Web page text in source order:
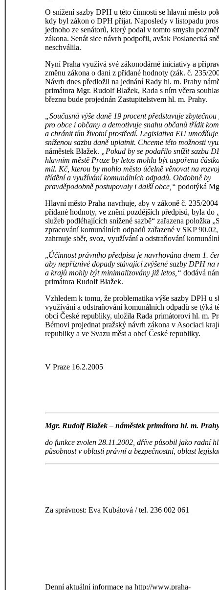
O snížení sazby DPH u této činnosti se hlavní město
kdy byl zákon o DPH přijat. Naposledy v listopadu
jednoho ze senátorů, který podal v tomto smyslu
zákona. Senát sice návrh podpořil, avšak Poslanecká
neschválila.
Nyní Praha využívá své zákonodárné iniciativy a
změnu zákona o dani z přidané hodnoty (zák. č. 235/
Návrh dnes předložil na jednání Rady hl. m. Prahy
primátora Mgr. Rudolf Blažek, Rada s ním včera
březnu bude projednán Zastupitelstvem hl. m. Prahy.
„Současná výše daně 19 procent představuje
pro obce i občany a demotivuje snahu občanů třídit
a chránit tím životní prostředí. Legislativa EU umožňuje
sníženou sazbu daně uplatnit. Chceme této možnosti
náměstek Blažek.
„Pokud by se podařilo snížit sazbu
hlavním městě Praze by letos mohla být uspořena
mil. Kč, kterou by mohlo město účelně věnovat na
třídění a využívání komunálních odpadů. Obdobně by
pravděpodobně postupovaly i další obce,“ podotýká
Hlavní město Praha navrhuje, aby v zákoně č. 235/
přidané hodnoty, ve znění pozdějších předpisů, byla do
služeb podléhajících snížené sazbě“ zařazena položka
zpracování komunálních odpadů zařazené v SKP
zahrnuje sběr, svoz, využívání a odstraňování
„Účinnost právního předpisu je navrhována dnem 1.
aby nepříznivé dopady stávající zvýšené sazby DPH na
a krajů mohly být minimalizovány již letos,“ dodává
primátora Rudolf Blažek.
Vzhledem k tomu, že problematika výše sazby DPH u
využívání a odstraňování komunálních odpadů se týká
obcí České republiky, uložila Rada primátorovi hl. m.
Bémovi projednat pražský návrh zákona v Asociaci
republiky a ve Svazu měst a obcí České republiky.
V Praze 16.2.2005
Mgr. Rudolf Blažek – náměstek primátora hl. m.
do funkce zvolen 28.11.2002, dříve působil jako radní
působnost v oblasti právní a bezpečnostní, oblast
Za správnost: Eva Kubátová / tel. 236 002 061
Denní aktuální informace na http://www.praha-